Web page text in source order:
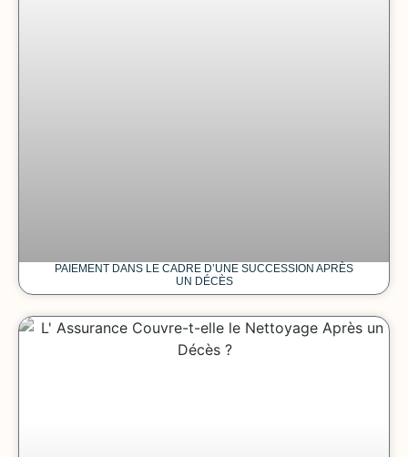
PAIEMENT DANS LE CADRE D’UNE SUCCESSION APRÈS
UN DÉCÈS